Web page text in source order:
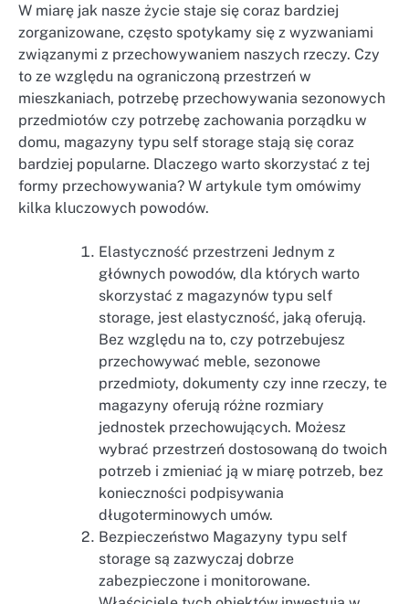
W miarę jak nasze życie staje się coraz bardziej
zorganizowane, często spotykamy się z wyzwaniami
związanymi z przechowywaniem naszych rzeczy. Czy
to ze względu na ograniczoną przestrzeń w
mieszkaniach, potrzebę przechowywania sezonowych
przedmiotów czy potrzebę zachowania porządku w
domu, magazyny typu self storage stają się coraz
bardziej popularne. Dlaczego warto skorzystać z tej
formy przechowywania? W artykule tym omówimy
kilka kluczowych powodów.
Elastyczność przestrzeni Jednym z
głównych powodów, dla których warto
skorzystać z magazynów typu self
storage, jest elastyczność, jaką oferują.
Bez względu na to, czy potrzebujesz
przechowywać meble, sezonowe
przedmioty, dokumenty czy inne rzeczy, te
magazyny oferują różne rozmiary
jednostek przechowujących. Możesz
wybrać przestrzeń dostosowaną do twoich
potrzeb i zmieniać ją w miarę potrzeb, bez
konieczności podpisywania
długoterminowych umów.
Bezpieczeństwo Magazyny typu self
storage są zazwyczaj dobrze
zabezpieczone i monitorowane.